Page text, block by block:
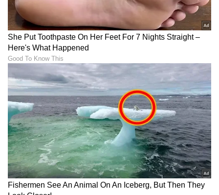
ಓದು, ಬರೆವಣಿಗೆ ಮತ್ತು ಸಾಹಿತ್ಯಾಸಕ್ತರು.